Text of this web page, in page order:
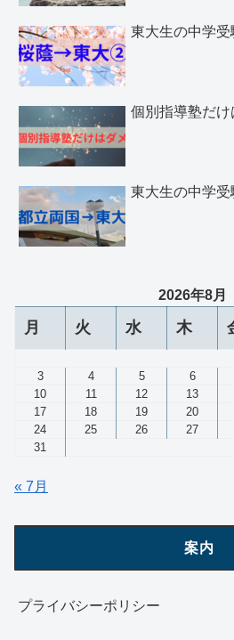
東大生の中学
個別指導塾だけ
東大生の中学
2026年8月
月 火 水 木
3
4 5 6
10
11 12 13
17
18 19 20
24
25 26 27
31
« 7月
案内
プライバシーポリシー